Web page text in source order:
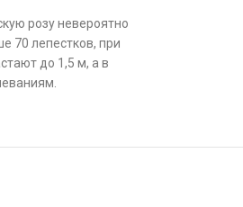
розу невероятно
70 лепестков, при
до 1,5 м, а в